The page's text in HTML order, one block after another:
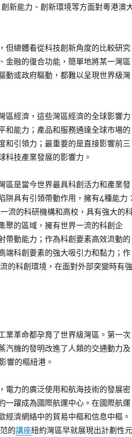
新能力、創新環境等方面對粵港澳
但總體看從科技創新角度的比較研究
金融的復合功能，簡單地將某一灣區
動或政府驅動，都難以呈現世界級灣
區經濟，這些灣區經濟的全球影響力
和能力；產品和服務通達全球市場的
和引領力；最重要的是直接影響前三
科技產業發展的影響力。
區是當今世界最具科創活力和產業發
阱具有引領帶動作用，擁有4種能力
流的科研機構和高校，具有強大的
聚的區域，擁有世界一流的科創企
帶動能力；作為科創要素高效流動的
端科創要素的強大吸引力和黏力；作
的科創環境，在面對外部突變時有強
業革命都孕育了世界級灣區。第一次
汽機的發明改進了人類的交通動力及
響的樞紐港。
電力的廣泛使用和航海技術的發展密
一躍成為國際航運中心。在國際航運
經濟網絡中的貿易中樞和信息中樞。
的講座紐約灣區早就展現出計劃性元